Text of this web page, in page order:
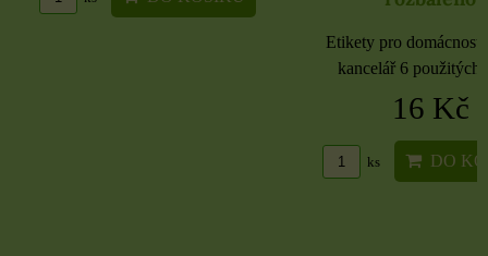
Etikety pro
kancelář 6 použitých
16 Kč
ks DO